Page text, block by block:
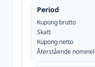
Period
Kupong brutto
Skatt
Kupong netto
Återstående nominell